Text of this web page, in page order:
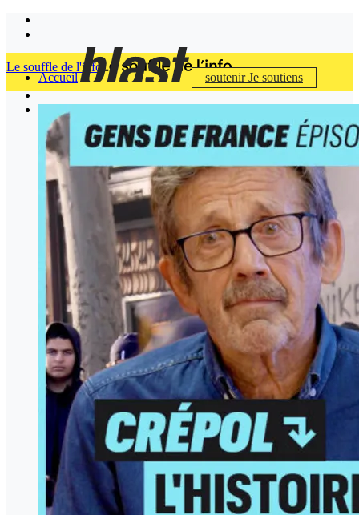
Accueil soutenirJe soutiens
Le souffle de l'info